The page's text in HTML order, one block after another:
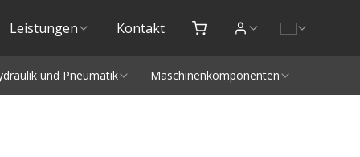
Leistungen Kontakt
und Pneumatik Maschinenkomponenten